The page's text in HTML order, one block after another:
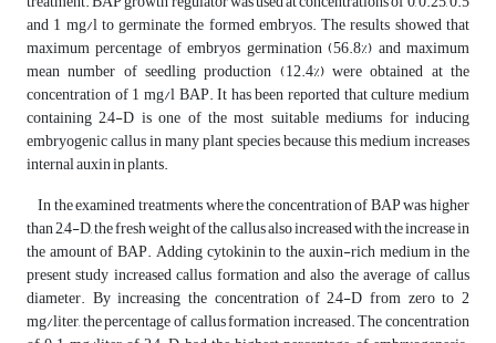
and 1 mg/l to germinate the formed embryos. The results showed that
maximum percentage of embryos germination (56.8%) and maximum
mean number of seedling production (12.4%) were obtained at the
concentration of 1 mg/l BAP. It has been reported that culture medium
containing 2,4-D is one of the most suitable mediums for inducing
embryogenic callus in many plant species because this medium increases
internal auxin in plants.
In the examined treatments where the concentration of BAP was higher
than 2,4-D, the fresh weight of the callus also increased with the increase in
the amount of BAP. Adding cytokinin to the auxin-rich medium in the
present study increased callus formation and also the average of callus
diameter. By increasing the concentration of 2,4-D from zero to 2
mg/liter, the percentage of callus formation increased. The concentration